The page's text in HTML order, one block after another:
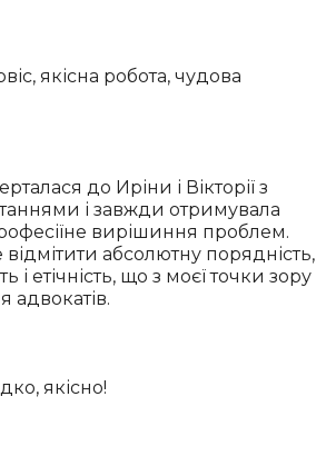
якісна робота, чудова
до Иріни і Вікторії з
і завжди отримувала
вирішиння проблем.
абсолютну порядність,
і етічність, що з моєї точки зору
якісно!